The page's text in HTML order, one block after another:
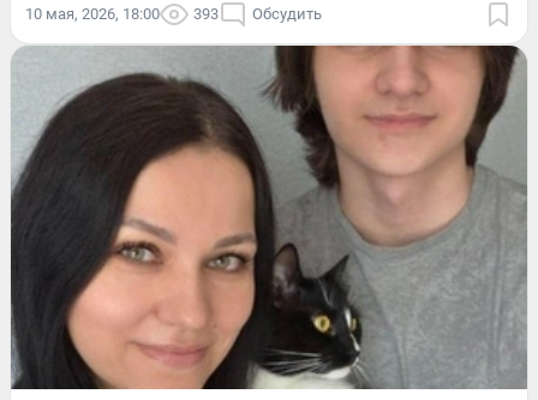
10 мая, 2026, 18:00 393 Обсудить